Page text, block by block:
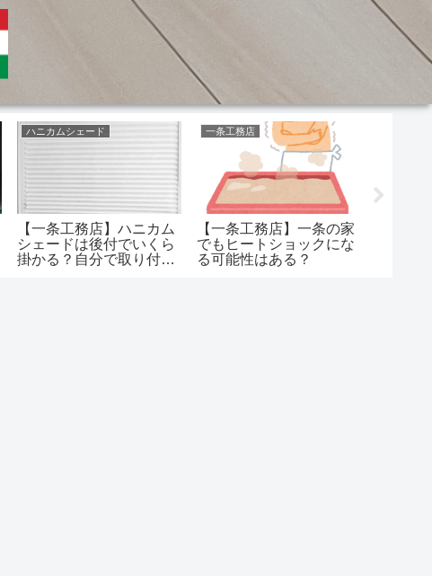
ハニカムシェード
【一条工務店】ハニカム
シェードは後付でいくら
掛かる？自分で取り付け
一条工務店
【一条工務店】一条の家
でもヒートショックにな
る可能性はある？